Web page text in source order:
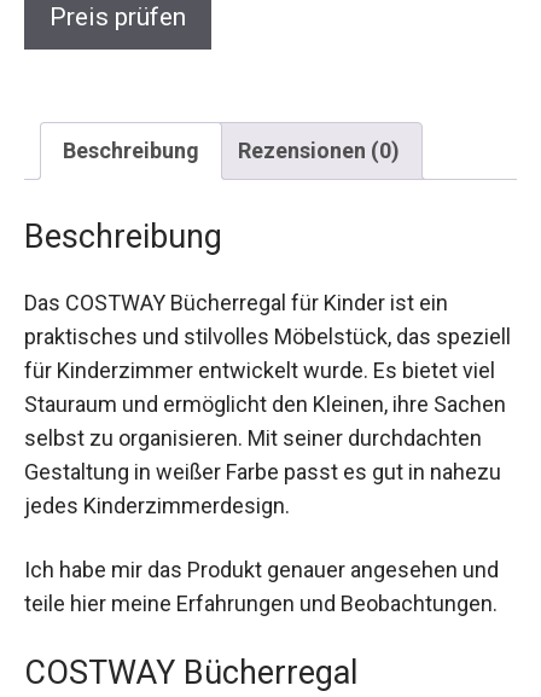
Preis prüfen
Beschreibung Rezensionen (0)
Beschreibung
Das COSTWAY Bücherregal für Kinder ist ein
praktisches und stilvolles Möbelstück, das speziell
für Kinderzimmer entwickelt wurde. Es bietet viel
Stauraum und ermöglicht den Kleinen, ihre Sachen
selbst zu organisieren. Mit seiner durchdachten
Gestaltung in weißer Farbe passt es gut in nahezu
jedes Kinderzimmerdesign.
Ich habe mir das Produkt genauer angesehen und
teile hier meine Erfahrungen und Beobachtungen.
COSTWAY Bücherregal